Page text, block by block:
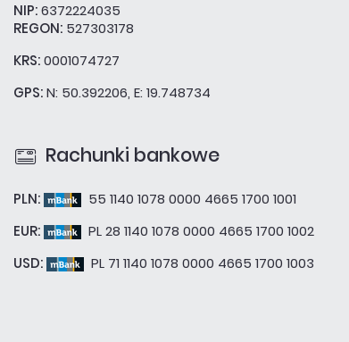
NIP:6372224035
REGON: 527303178
KRS:0001074727
GPS:N: 50.392206, E: 19.748734
Rachunki bankowe
PLN:
55 1140 1078 0000 4665 1700 1001
EUR:
PL 28 1140 1078 0000 4665 1700 1002
USD:
PL 71 1140 1078 0000 4665 1700 1003